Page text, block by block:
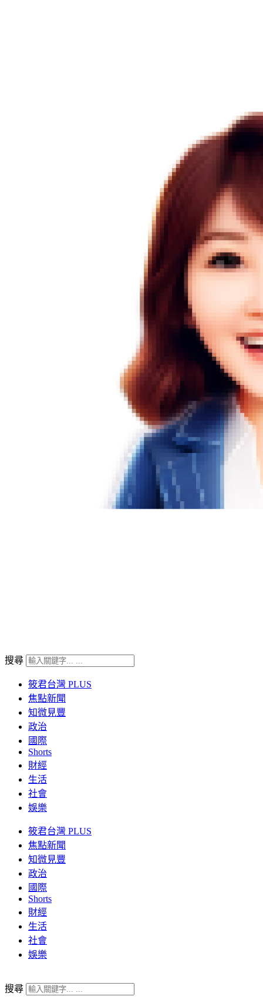
搜尋
筱君台灣 PLUS
焦點新聞
知微見豐
政治
國際
Shorts
財經
生活
社會
娛樂
筱君台灣 PLUS
焦點新聞
知微見豐
政治
國際
Shorts
財經
生活
社會
娛樂
搜尋